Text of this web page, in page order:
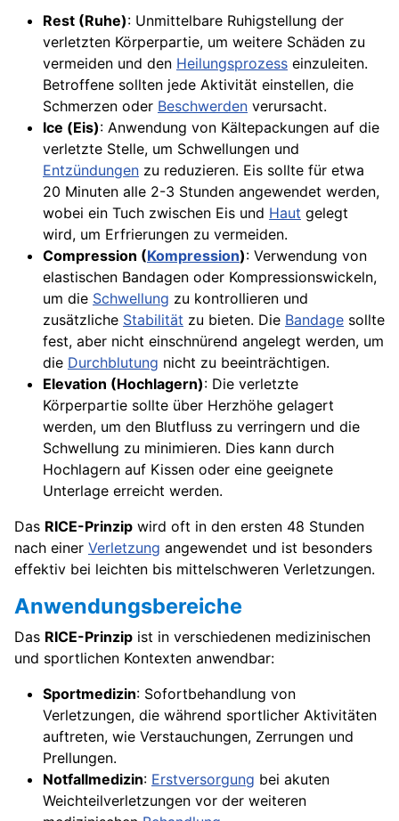
Rest (Ruhe): Unmittelbare Ruhigstellung der
verletzten Körperpartie, um weitere Schäden zu
vermeiden und den Heilungsprozess einzuleiten.
Betroffene sollten jede Aktivität einstellen, die
Schmerzen oder Beschwerden verursacht.
Ice (Eis): Anwendung von Kältepackungen auf die
verletzte Stelle, um Schwellungen und
Entzündungen zu reduzieren. Eis sollte für etwa
20 Minuten alle 2-3 Stunden angewendet werden,
wobei ein Tuch zwischen Eis und Haut gelegt
wird, um Erfrierungen zu vermeiden.
Compression (Kompression): Verwendung von
elastischen Bandagen oder Kompressionswickeln,
um die Schwellung zu kontrollieren und
zusätzliche Stabilität zu bieten. Die Bandage sollte
fest, aber nicht einschnürend angelegt werden, um
die Durchblutung nicht zu beeinträchtigen.
Elevation (Hochlagern): Die verletzte
Körperpartie sollte über Herzhöhe gelagert
werden, um den Blutfluss zu verringern und die
Schwellung zu minimieren. Dies kann durch
Hochlagern auf Kissen oder eine geeignete
Unterlage erreicht werden.
Das RICE-Prinzip wird oft in den ersten 48 Stunden
nach einer Verletzung angewendet und ist besonders
effektiv bei leichten bis mittelschweren Verletzungen.
Anwendungsbereiche
Das RICE-Prinzip ist in verschiedenen medizinischen
und sportlichen Kontexten anwendbar:
Sportmedizin: Sofortbehandlung von
Verletzungen, die während sportlicher Aktivitäten
auftreten, wie Verstauchungen, Zerrungen und
Prellungen.
Notfallmedizin: Erstversorgung bei akuten
Weichteilverletzungen vor der weiteren